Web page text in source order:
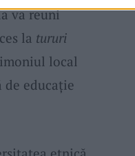
va reuni
la tururi
local
de educație